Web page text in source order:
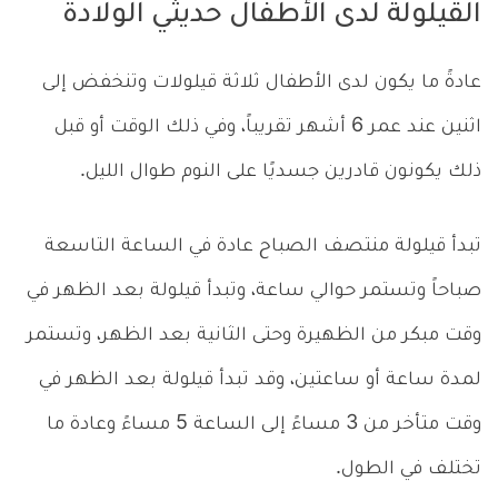
القيلولة لدى الأطفال حديثي الولادة
عادةً ما يكون لدى الأطفال ثلاثة قيلولات وتنخفض إلى
اثنين عند عمر 6 أشهر تقريباً، وفي ذلك الوقت أو قبل
ذلك يكونون قادرين جسديًا على النوم طوال الليل.
تبدأ قيلولة منتصف الصباح عادة في الساعة التاسعة
صباحاً وتستمر حوالي ساعة، وتبدأ قيلولة بعد الظهر في
وقت مبكر من الظهيرة وحتى الثانية بعد الظهر، وتستمر
لمدة ساعة أو ساعتين، وقد تبدأ قيلولة بعد الظهر في
وقت متأخر من 3 مساءً إلى الساعة 5 مساءً وعادة ما
تختلف في الطول.